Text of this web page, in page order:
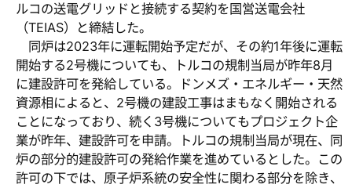
ルコの送電グリッドと接続する契約を国営送電会社
（TEIAS）と締結した。
同炉は2023年に運転開始予定だが、その約1年後に運転
開始する2号機についても、トルコの規制当局が昨年8月
に建設許可を発給している。ドンメズ・エネルギー・天然
資源相によると、2号機の建設工事はまもなく開始される
ことになっており、続く3号機についてもプロジェクト企
業が昨年、建設許可を申請。トルコの規制当局が現在、同
炉の部分的建設許可の発給作業を進めているとした。この
許可の下では、原子炉系統の安全性に関わる部分を除き、